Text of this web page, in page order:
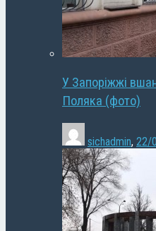
У Запоріжжі
Поляка (фото)
sichadmin, 22/